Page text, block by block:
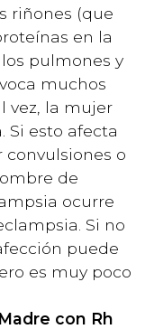
riñones (que
en la
pulmones y
muchos
vez, la mujer
Si esto afecta
convulsiones o
de
ocurre
Si no
puede
es muy poco
con Rh